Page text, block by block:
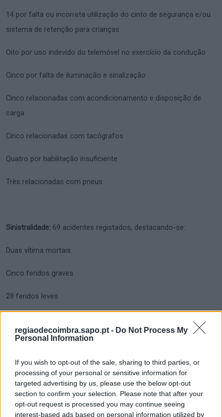
regiaodecoimbra.sapo.pt - Do Not Process My
Personal Information
If you wish to opt-out of the sale, sharing to third parties, or
processing of your personal or sensitive information for
targeted advertising by us, please use the below opt-out
section to confirm your selection. Please note that after your
opt-out request is processed you may continue seeing
interest-based ads based on personal information utilized by
14 por falta ou incorreta utilização do cinto de segurança e/ou
sistema de retenção para crianças
Oito por uso indevido do telemóvel no exercício da condução
Cinco por falta de iluminação e sinalização
Cinco relacionadas com acondicionamento e disposição de
carga
Cinco relacionadas com tacógrafos
Quatro por habilitação insuficiente
Três relacionadas com pneus
Sinistralidade: 69 acidentes registados, destacando-se:
Duas vítima mortais
Cinco feridos graves
28 feridos leves
Fiscalização Geral:15 autos de contraordenação:
Sete no âmbito da legislação da proteção da natureza e do
ambiente